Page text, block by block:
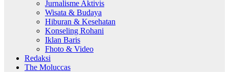
Jurnalisme Aktivis
Wisata & Budaya
Hiburan & Kesehatan
Konseling Rohani
Iklan Baris
Fhoto & Video
Redaksi
The Moluccas